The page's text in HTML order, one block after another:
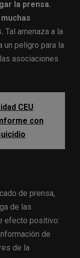
la prensa.
Tal amenaza a la
un peligro para la
asociaciones
CEU
con
de prensa,
de las
efecto positivo:
de
de la